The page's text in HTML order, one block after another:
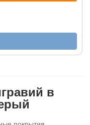
в